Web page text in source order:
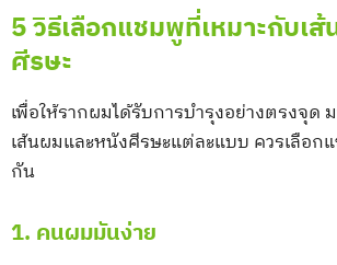
5 วิธีเลือกแชมพูที่เหมาะกับเ
ศีรษะ
เพื่อให้รากผมได้รับการบำรุงอย่างตรงจุด
เส้นผมและหนังศีรษะแต่ละแบบ ควรเลือก
กัน
1. คนผมมันง่าย